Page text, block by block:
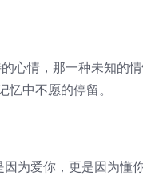
心情，那一种未知的
中不愿的停留。
为爱你，更是因为懂你